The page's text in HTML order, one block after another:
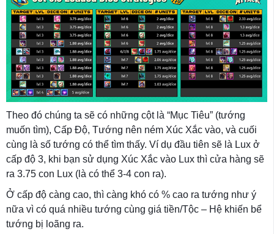
Theo đó chúng ta sẽ có những cột là “Mục Tiêu” (tướng
muốn tìm), Cấp Độ, Tướng nên ném Xúc Xắc vào, và cuối
cùng là số tướng có thể tìm thấy. Ví dụ đầu tiên sẽ là Lux ở
cấp độ 3, khi bạn sử dụng Xúc Xắc vào Lux thì cửa hàng sẽ
ra 3.75 con Lux (là có thể 3-4 con ra).
Ở cấp độ càng cao, thì càng khó có % cao ra tướng như ý
nữa vì có quá nhiều tướng cùng giá tiền/Tộc – Hệ khiến bể
tướng bị loãng ra.